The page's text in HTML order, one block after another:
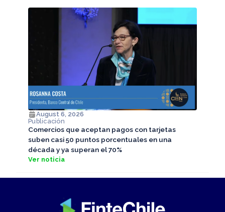
August 6, 2026
Publicación
Comercios que aceptan pagos con tarjetas
suben casi 50 puntos porcentuales en una
década y ya superan el 70%
Ver noticia